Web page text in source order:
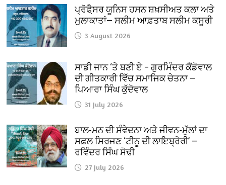
ਪ੍ਰੋਫੈ਼ਸਰ ਯੂਨਿਸ ਹਸਨ ਸ਼ਖ਼ਸੀਅਤ ਕਲਾ ਅਤੇ
ਮੁਲਾਕਾਤਾਂ— ਸਲੀਮ ਆਫ਼ਤਾਬ ਸਲੀਮ ਕਸੂਰੀ
3 August 2026
ਸਾਡੀ ਜਾਨ ‘ਤੇ ਬਣੀ ਏ – ਗੁਰਮਿੰਦਰ ਕੈਂਡੋਵਾਲ
ਦੀ ਗੀਤਕਾਰੀ ਵਿੱਚ ਸਮਾਜਿਕ ਚੇਤਨਾ —
ਪਿਆਰਾ ਸਿੰਘ ਕੁੱਦੋਵਾਲ
31 July 2026
ਬਾਲ-ਮਨ ਦੀ ਸੰਵੇਦਨਾ ਅਤੇ ਜੀਵਨ-ਮੁੱਲਾਂ ਦਾ
ਸਫ਼ਲ ਸਿਰਜਣ ‘ਟੀਨੂ ਦੀ ਲਾਇਬ੍ਰੇਰੀ’ —
ਰਵਿੰਦਰ ਸਿੰਘ ਸੋਢੀ
27 July 2026